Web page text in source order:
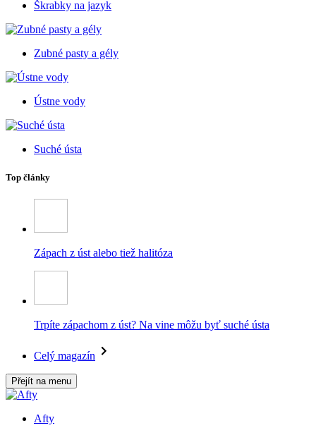
Škrabky na jazyk
Zubné pasty a gély
Ústne vody
Suché ústa
Top články
Zápach z úst alebo tiež halitóza
Trpíte zápachom z úst? Na vine môžu byť suché ústa
Celý magazín
Přejít na menu
Afty